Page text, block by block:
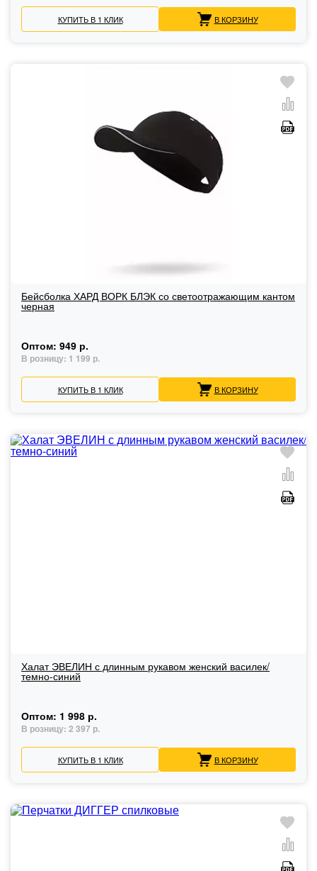
КУПИТЬ В 1 КЛИК В КОРЗИНУ
Бейсболка ХАРД ВОРК БЛЭК со светоотражающим кантом
черная
Оптом: 949 р.
В розницу: 1 199 р.
КУПИТЬ В 1 КЛИК В КОРЗИНУ
Халат ЭВЕЛИН с длинным рукавом женский василек/
темно-синий
Оптом: 1 998 р.
В розницу: 2 397 р.
КУПИТЬ В 1 КЛИК В КОРЗИНУ